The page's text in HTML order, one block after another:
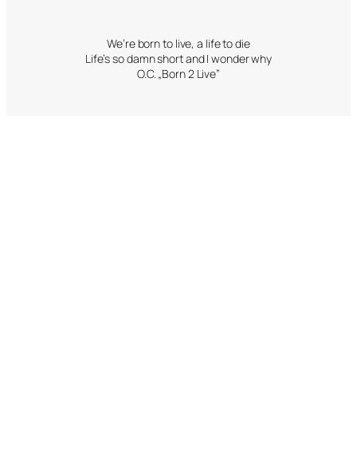
We’re born to live, a life to die
Life’s so damn short and I wonder why
O.C. „Born 2 Live”